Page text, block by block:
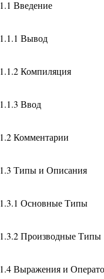
1.1 Введение
1.1.1 Вывод
1.1.2 Компиляция
1.1.3 Ввод
1.2 Комментарии
1.3 Типы и Описания
1.3.1 Основные Типы
1.3.2 Производные Типы
1.4 Выражения и